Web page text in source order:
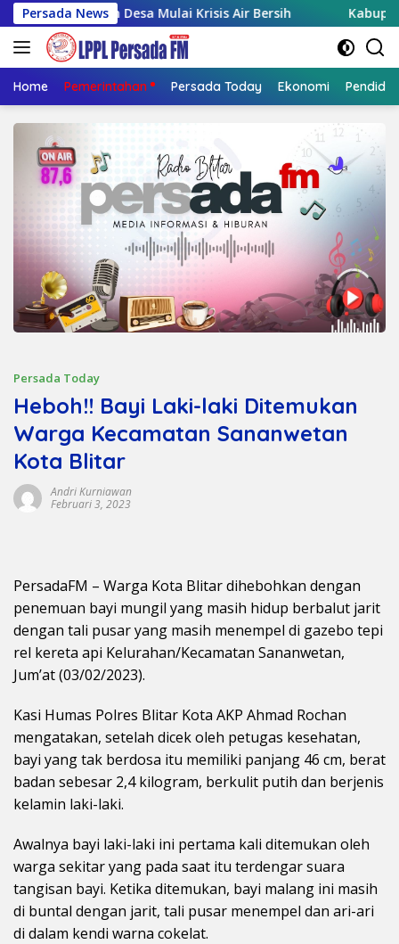
Langsung
ke
konten
Persada News
Desa Mulai Krisis Air Bersih Kabupaten Blitar Uji
Home Pemerintahan Persada Today Ekonomi
Persada Today
Heboh!! Bayi Laki-laki Ditemukan
Warga Kecamatan Sananwetan
Kota Blitar
Andri Kurniawan
Februari 3, 2023
PersadaFM – Warga Kota Blitar dihebohkan dengan
penemuan bayi mungil yang masih hidup berbalut jarit
dengan tali pusar yang masih menempel di gazebo tepi
rel kereta api Kelurahan/Kecamatan Sananwetan,
Jum’at (03/02/2023).
Kasi Humas Polres Blitar Kota AKP Ahmad Rochan
mengatakan, setelah dicek oleh petugas kesehatan,
bayi yang tak berdosa itu memiliki panjang 46 cm, berat
badan sebesar 2,4 kilogram, berkulit putih dan berjenis
kelamin laki-laki.
Awalnya bayi laki-laki ini pertama kali ditemukan oleh
warga sekitar yang pada saat itu terdengar suara
tangisan bayi. Ketika ditemukan, bayi malang ini masih
di buntal dengan jarit, tali pusar menempel dan ari-ari
di dalam kendi warna cokelat.